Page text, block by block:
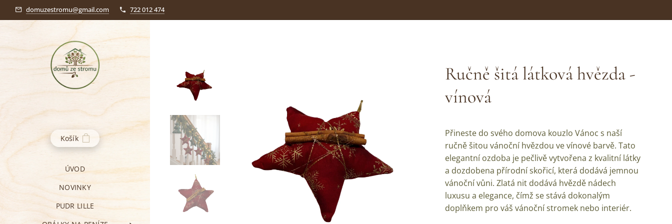
domuzestromu@gmail.com 722 012 474
Košík
ÚVOD
NOVINKY
PUDR LILLE
Ručně šitá látková hvězda -
vínová
Přineste do svého domova kouzlo Vánoc s naší
ručně šitou vánoční hvězdou ve vínové barvě. Tato
elegantní ozdoba je pečlivě vytvořena z kvalitní látky
a dozdobena přírodní skořicí, která dodává jemnou
vánoční vůni. Zlatá nit dodává hvězdě nádech
luxusu a elegance, čímž se stává dokonalým
doplňkem pro váš vánoční stromek nebo interiér.